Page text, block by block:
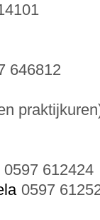
646812
0597 612424
0597